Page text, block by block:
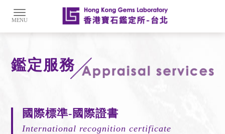
鑑定服務
國際標準-國際證書
International recognition certificate